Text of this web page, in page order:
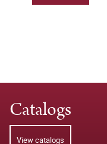
Catalogs
View catalogs